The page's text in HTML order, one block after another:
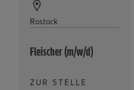
Rostock
Fleischer (m/w/d)
ZUR STELLE